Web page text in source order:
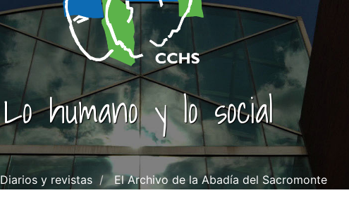
conocimiento
abierto
Lo humano y lo social
Diarios y revistas El Archivo de la Abadía del Sacromonte